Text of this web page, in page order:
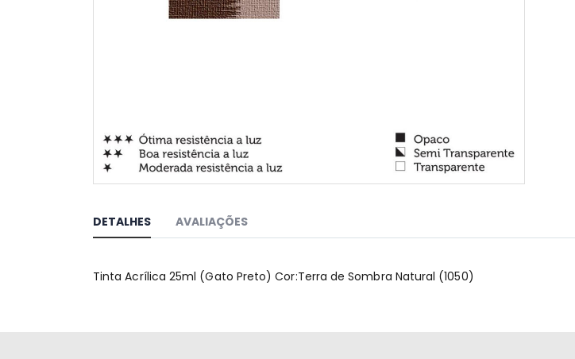
o
início
de
DETALHES
Tinta Acrílica 25ml (Gato Preto) Cor:Terra de Sombra Natural (1050)
AVALIAÇÕES